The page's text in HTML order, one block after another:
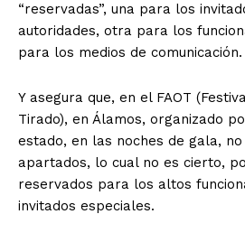
“reservadas”, una para los
autoridades, otra para los
para los medios de comunicación.
Y asegura que, en el FAOT
Tirado), en Álamos, organizado
estado, en las noches de gala,
apartados, lo cual no es cierto,
reservados para los altos
invitados especiales.